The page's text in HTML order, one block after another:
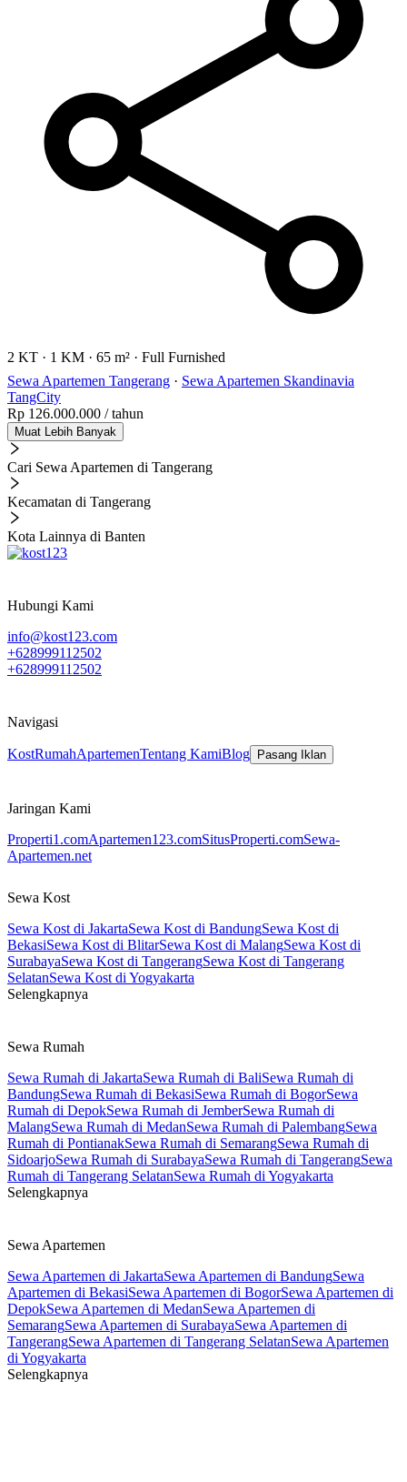
2 KT · 1 KM · 65 m² · Full Furnished
Sewa Apartemen Tangerang · Sewa Apartemen Skandinavia
TangCity
Rp 126.000.000 / tahun
Muat Lebih Banyak
Cari Sewa Apartemen di Tangerang
Kecamatan di Tangerang
Kota Lainnya di Banten
Hubungi Kami
info@kost123.com
+628999112502
+628999112502
Navigasi
KostRumahApartemenTentang KamiBlog Pasang Iklan
Jaringan Kami
Properti1.comApartemen123.comSitusProperti.comSewa-
Apartemen.net
Sewa Kost
Sewa Kost di JakartaSewa Kost di BandungSewa Kost di
BekasiSewa Kost di BlitarSewa Kost di MalangSewa Kost di
SurabayaSewa Kost di TangerangSewa Kost di Tangerang
SelatanSewa Kost di Yogyakarta
Selengkapnya
Sewa Rumah
Sewa Rumah di JakartaSewa Rumah di BaliSewa Rumah di
BandungSewa Rumah di BekasiSewa Rumah di BogorSewa
Rumah di DepokSewa Rumah di JemberSewa Rumah di
MalangSewa Rumah di MedanSewa Rumah di PalembangSewa
Rumah di PontianakSewa Rumah di SemarangSewa Rumah di
SidoarjoSewa Rumah di SurabayaSewa Rumah di TangerangSewa
Rumah di Tangerang SelatanSewa Rumah di Yogyakarta
Selengkapnya
Sewa Apartemen
Sewa Apartemen di JakartaSewa Apartemen di BandungSewa
Apartemen di BekasiSewa Apartemen di BogorSewa Apartemen di
DepokSewa Apartemen di MedanSewa Apartemen di
SemarangSewa Apartemen di SurabayaSewa Apartemen di
TangerangSewa Apartemen di Tangerang SelatanSewa Apartemen
di Yogyakarta
Selengkapnya